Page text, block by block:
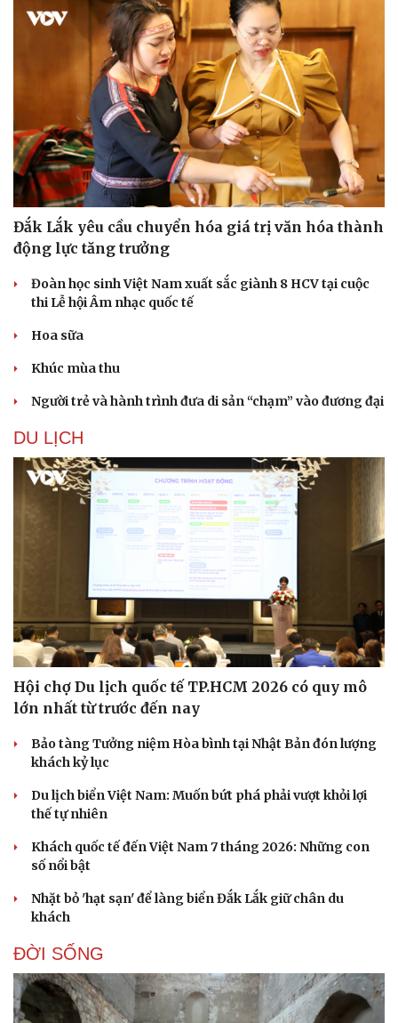
Du lịch
Tư vấn
Săn Tour
Câu chuyện thời sự
Đọc truyện đêm khuya
Kể chuyện cho bé
Đắk Lắk yêu cầu chuyển hóa giá trị văn hóa thành
động lực tăng trưởng
Đoàn học sinh Việt Nam xuất sắc giành 8 HCV tại cuộc
thi Lễ hội Âm nhạc quốc tế
Hoa sữa
Khúc mùa thu
Người trẻ và hành trình đưa di sản “chạm” vào đương đại
DU LỊCH
Hội chợ Du lịch quốc tế TP.HCM 2026 có quy mô
lớn nhất từ trước đến nay
Bảo tàng Tưởng niệm Hòa bình tại Nhật Bản đón lượng
khách kỷ lục
Du lịch biển Việt Nam: Muốn bứt phá phải vượt khỏi lợi
thế tự nhiên
Khách quốc tế đến Việt Nam 7 tháng 2026: Những con
số nổi bật
Nhặt bỏ 'hạt sạn' để làng biển Đắk Lắk giữ chân du
khách
ĐỜI SỐNG